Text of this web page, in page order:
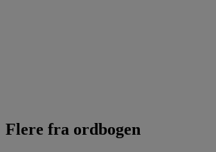
Flere fra ordbogen